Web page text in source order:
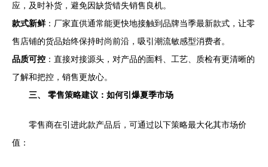
应，及时补货，避免因缺货错失销售良机。
款式新鲜：厂家直供通常能更快地接触到品牌当季最新款式，让零
售店铺的货品始终保持时尚前沿，吸引潮流敏感型消费者。
品质可控 ：直接对接源头，对产品的面料、工艺、质检有更清晰的
了解和把控，销售更放心。
三、 零售策略建议：如何引爆夏季市场
零售商在引进此款产品后，可通过以下策略最大化其市场价
值：